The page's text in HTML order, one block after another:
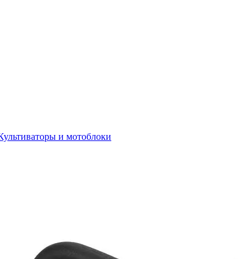
и мотоблоки